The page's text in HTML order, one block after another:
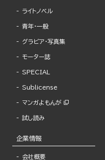
ライトノベル
青年・一般
グラビア・写真集
モーター誌
SPECIAL
Sublicense
マンガよもんが
試し読み
企業情報
会社概要